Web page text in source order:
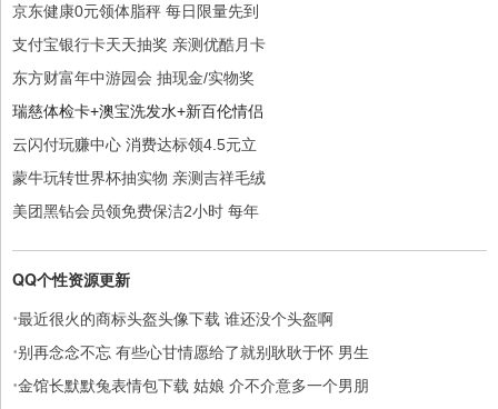
京东健康0元领体脂秤 每日限量先到
支付宝银行卡天天抽奖 亲测优酷月卡
东方财富年中游园会 抽现金/实物奖
瑞慈体检卡+澳宝洗发水+新百伦情侣
云闪付玩赚中心 消费达标领4.5元立
蒙牛玩转世界杯抽实物 亲测吉祥毛绒
美团黑钻会员领免费保洁2小时 每年
QQ个性资源更新
·最近很火的商标头盔头像下载 谁还没个头盔啊
·别再念念不忘 有些心甘情愿给了就别耿耿于怀 男生
·金馆长默默兔表情包下载 姑娘 介不介意多一个男朋